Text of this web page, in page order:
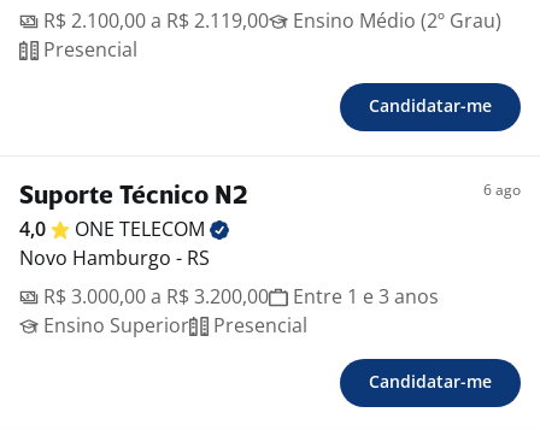
R$ 2.100,00 a R$ 2.119,00
Ensino Médio (2º Grau)
Presencial
Candidatar-me
Suporte Técnico N2 6 ago
4,0 ONE TELECOM
Novo Hamburgo - RS
R$ 3.000,00 a R$ 3.200,00
Entre 1 e 3 anos
Ensino Superior
Presencial
Candidatar-me